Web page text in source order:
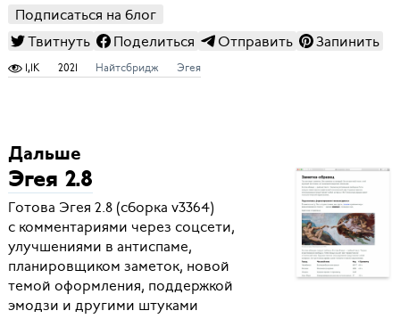
Подписаться на блог
Твитнуть
Поделиться Отправить Запинить
1,1K 2021 Найтсбридж Эгея
Дальше
Эгея 2.8
Готова Эгея 2.8 (сборка v3364)
с комментариями через соцсети,
улучшениями в антиспаме,
планировщиком заметок, новой
темой оформления, поддержкой
эмодзи и другими штуками